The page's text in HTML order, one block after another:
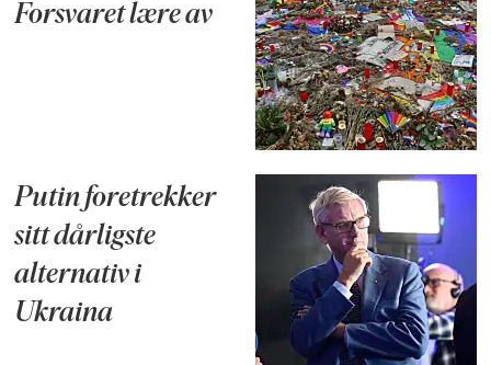
Forsvaret lære av
Putin foretrekker
sitt dårligste
alternativ i
Ukraina